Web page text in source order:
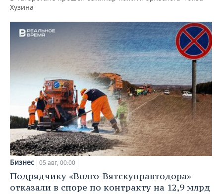
Хузина
Бизнес 05 авг, 00:00
Подрядчику «Волго-Вятскуправтодора»
отказали в споре по контракту на 12,9 млрд